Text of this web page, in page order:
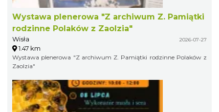
Wystawa plenerowa "Z archiwum Z. Pamiątki
rodzinne Polaków z Zaolzia"
Wisła 2026-07-27
1.47 km
Wystawa plenerowa "Z archiwum Z. Pamiątki rodzinne Polaków z
Zaolzia"